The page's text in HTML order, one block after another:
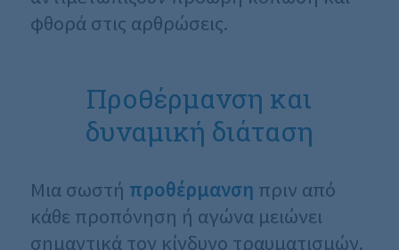
φθορά στις αρθρώσεις.
Προθέρμανση και
δυναμική διάταση
Μια σωστή προθέρμανση πριν από
κάθε προπόνηση ή αγώνα μειώνει
σημαντικά τον κίνδυνο τραυματισμών.